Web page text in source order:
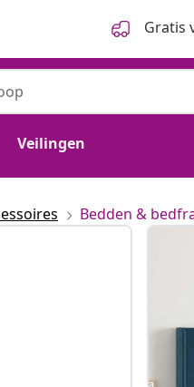
Gratis
Veilingen
Bedden &